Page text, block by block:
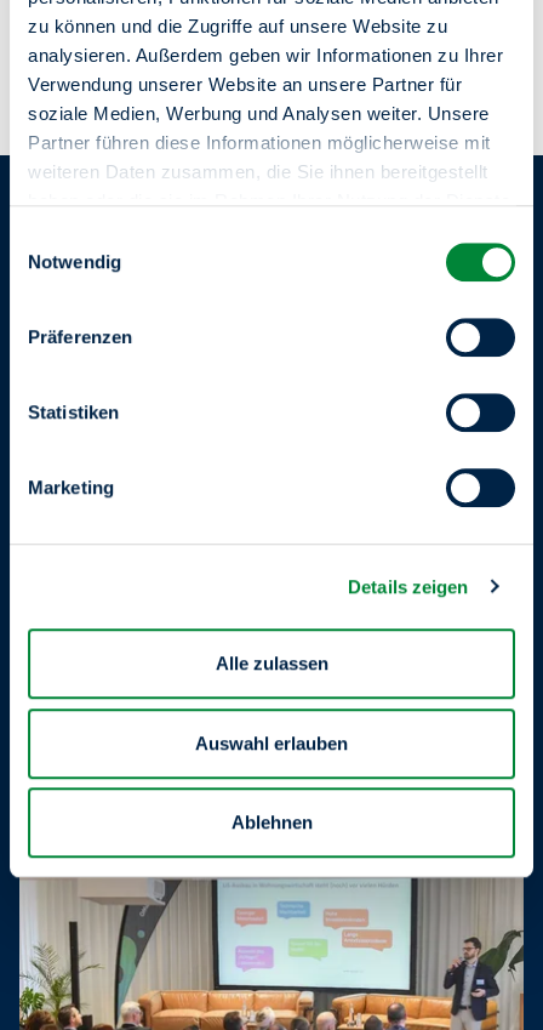
zu können und die Zugriffe auf unsere Website zu
analysieren. Außerdem geben wir Informationen zu Ihrer
Verwendung unserer Website an unsere Partner für
soziale Medien, Werbung und Analysen weiter. Unsere
Partner führen diese Informationen möglicherweise mit
weiteren Daten zusammen, die Sie ihnen bereitgestellt
Sie haben das Recht Ihre erteilten Einwilligungen
jederzeit zu widerrufen. Dies ist über einen erneuten
Aufruf dieses Tools über den Button am unteren linken
Rand möglich.
Notwendig
Präferenzen
Statistiken
Marketing
Details zeigen
Alle zulassen
Auswahl erlauben
Ablehnen
Betriebskostenabrechnung, der Energieversorgung oder
dem Glasfaserausbau wenden Sie sich an unsere Zentrale
Kundenberatung oder nutzen Sie unser Serviceportal
„Meine degewo“.
Zur Kontaktaufnahme
Einblicke in unsere Arbeit